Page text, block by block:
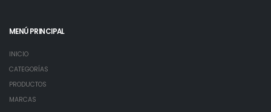
MENÚ PRINCIPAL
INICIO
CATEGORÍAS
PRODUCTOS
MARCAS